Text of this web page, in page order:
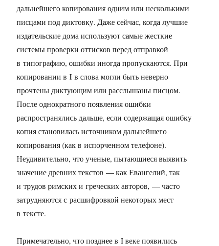
дальнейшего копирования одним или несколькими
писцами под диктовку. Даже сейчас, когда лучшие
издательские дома используют самые жесткие
системы проверки оттисков перед отправкой
в типографию, ошибки иногда пропускаются. При
копировании в I в слова могли быть неверно
прочтены диктующим или расслышаны писцом.
После однократного появления ошибки
распространялись дальше, если содержащая ошибку
копия становилась источником дальнейшего
копирования (как в испорченном телефоне).
Неудивительно, что ученые, пытающиеся выявить
значение древних текстов — как Евангелий, так
и трудов римских и греческих авторов, — часто
затрудняются с расшифровкой некоторых мест
в тексте.
Примечательно, что позднее в I веке появились